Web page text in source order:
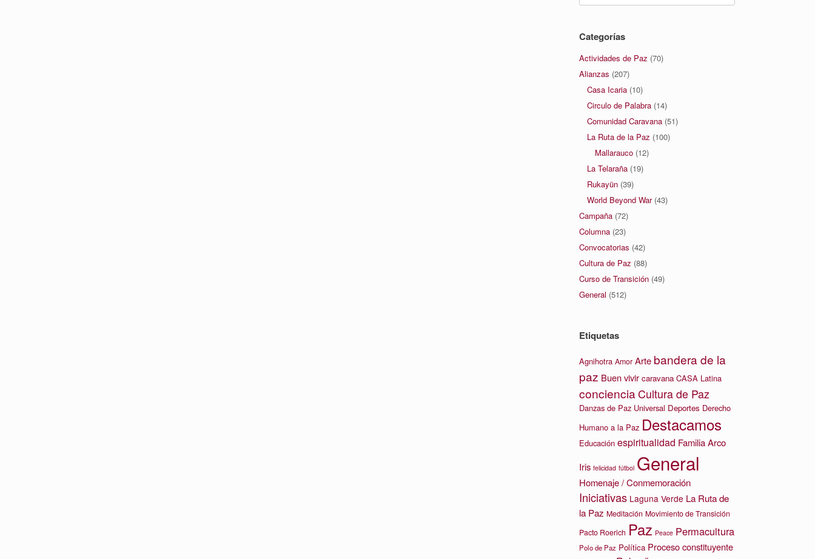
Categorías
Actividades de Paz (70)
Alianzas (207)
Casa Icaria (10)
Circulo de Palabra (14)
Comunidad Caravana (51)
La Ruta de la Paz (100)
Mallarauco (12)
La Telaraña (19)
Rukayün (39)
World Beyond War(43)
Campaña (72)
Columna (23)
Convocatorias (42)
Cultura de Paz (88)
Curso de Transición (49)
General (512)
Etiquetas
Agnihotra Amor Arte bandera de la
paz Buen vivir caravana CASA Latina
concienciaCultura de Paz
Danzas de Paz Universal Deportes Derecho
Humano a la Paz Destacamos
Educación espiritualidad Familia Arco
Iris felicidad fútbol General
Homenaje / Conmemoración
Iniciativas Laguna Verde La Ruta de
la Paz Meditación Movimiento de Transición
Pacto Roerich Paz Peace Permacultura
Polo de Paz Política Proceso constituyente